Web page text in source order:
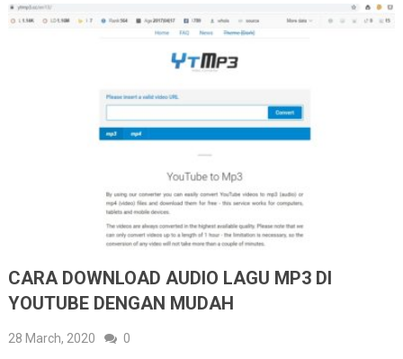
CARA DOWNLOAD AUDIO LAGU MP3 DI
YOUTUBE DENGAN MUDAH
28 March, 2020 0